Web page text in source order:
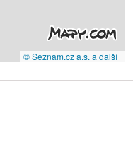
© Seznam.cz a.s. a další